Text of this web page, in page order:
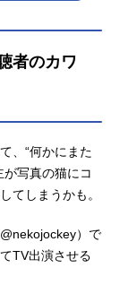
者のカワ
、“何かにまた
写真の猫にコ
てしまうかも。
）で
TV出演させる